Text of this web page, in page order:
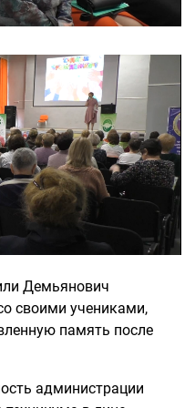
Демьянович
своими учениками,
память после
администрации